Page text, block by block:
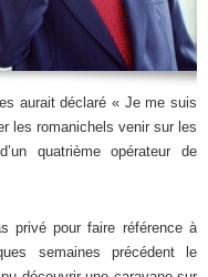
aurait déclaré « Je me suis
les romanichels venir sur les
quatrième opérateur de
privé pour faire référence à
semaines précédent le